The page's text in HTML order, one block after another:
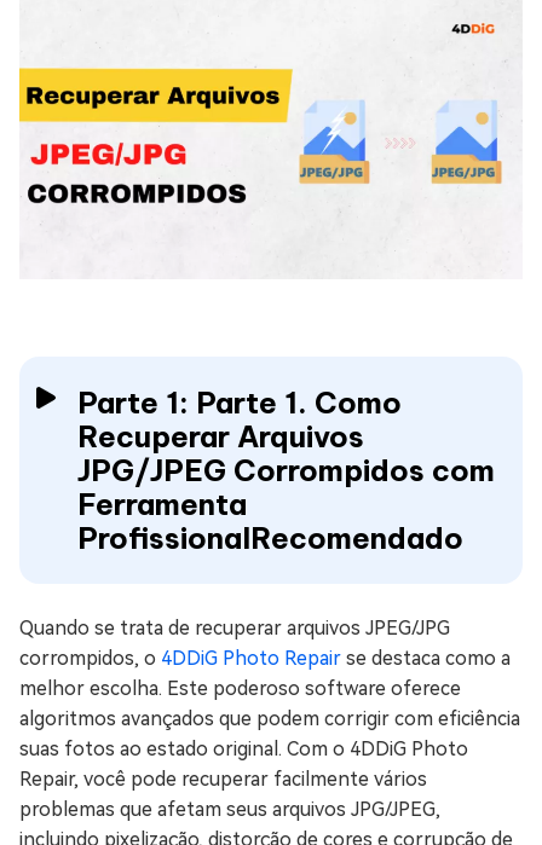
Parte 1: Parte 1. Como
Recuperar Arquivos
JPG/JPEG Corrompidos com
Ferramenta
ProfissionalRecomendado
Quando se trata de recuperar arquivos JPEG/JPG
corrompidos, o 4DDiG Photo Repair se destaca como a
melhor escolha. Este poderoso software oferece
algoritmos avançados que podem corrigir com eficiência
suas fotos ao estado original. Com o 4DDiG Photo
Repair, você pode recuperar facilmente vários
problemas que afetam seus arquivos JPG/JPEG,
incluindo pixelização, distorção de cores e corrupção de